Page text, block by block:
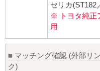
セリカ(ST182
※ トヨタ純正
用
■ マッチング確認 (外部リン
ク)